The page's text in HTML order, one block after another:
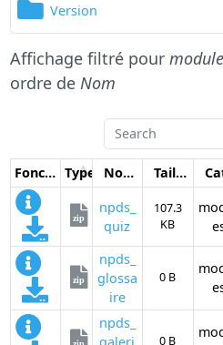
Version
Affichage filtré pour
ordre de Nom
Fonctions Type Nom Taille
zip
npds_
quiz
107.3
KB
zip
npds_
glossa
ire
0 B
npds_
galeri
0 B